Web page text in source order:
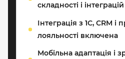
складності і інтеграцій
Інтеграція з 1С, CRM і
лояльності включена
Мобільна адаптація і